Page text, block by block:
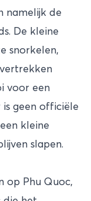
namelijk de
De kleine
snorkelen,
voor een
geen officiële
kleine
slapen.
op Phu Quoc,